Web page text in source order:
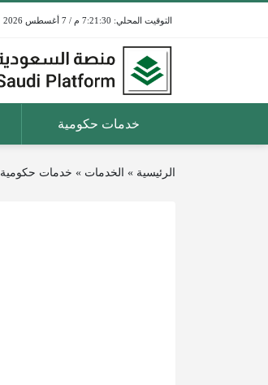
7:21:30 م / 7 أغسطس 2026
خدمات حكومية
الرئيسية » الخدمات » خدمات حكومية